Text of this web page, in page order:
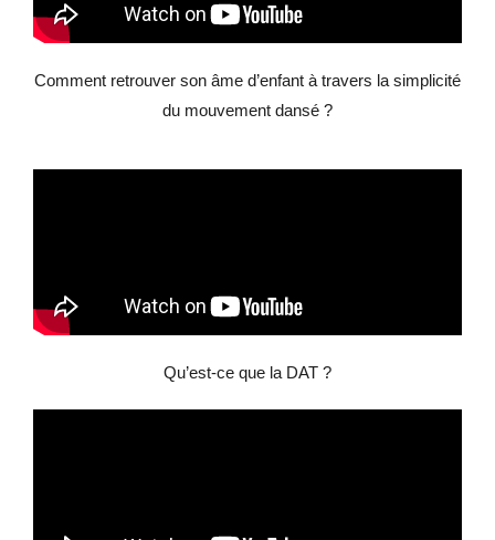
Comment retrouver son âme d’enfant à travers la simplicité
du mouvement dansé ?
Qu’est-ce que la DAT ?